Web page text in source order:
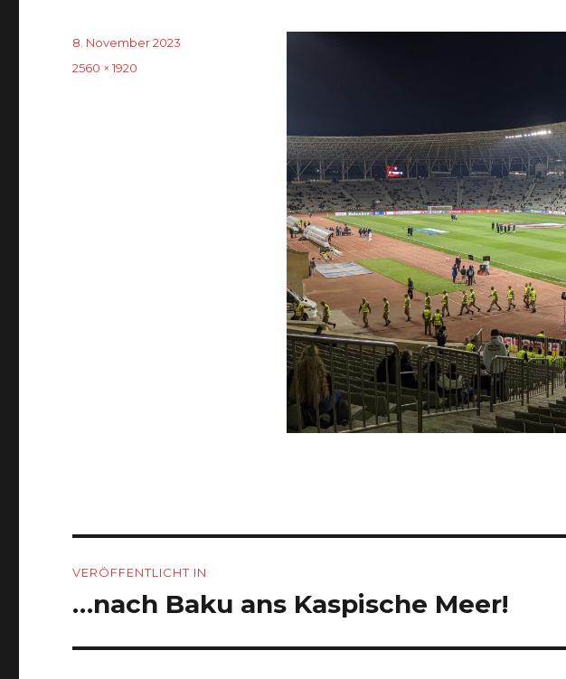
Veröffentlicht
8. November 2023
Originalgröße
2560 × 1920
VERÖFFENTLICHT IN
…nach Baku ans Kaspische Meer!